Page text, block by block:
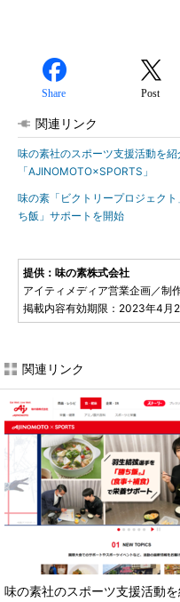
Share Post
関連リンク
味の素社のスポーツ支援活動を紹
「AJINOMOTO×SPORTS」
味の素「ビクトリープロジェク
ち飯」サポートを開始
提供：味の素株式会社
アイティメディア営業企画／制
掲載内容有効期限：2023年4月
関連リンク
味の素社のスポーツ支援活動